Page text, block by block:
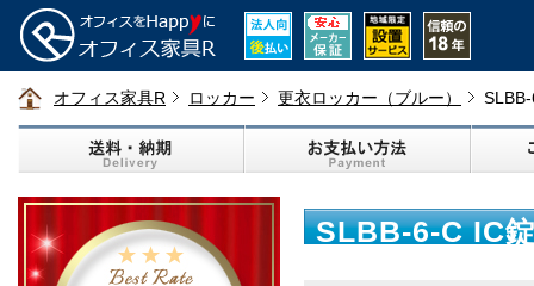
オフィス家具R ロッカー 更衣ロッカー（ブルー）
SLBB-6-C IC